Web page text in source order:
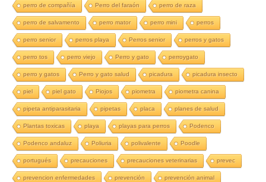
perro de compañía Perro del faraón perro de raza
perro de salvamento perro mator perro mini perros
perro senior perros playa Perros senior perros y gatos
perro tos perro viejo Perro y gato perroygato
perro y gatos Perro y gato salud picadura picadura insecto
piel piel gato Piojos piometra piometra canina
pipeta antiparasitaria pipetas placa planes de salud
Plantas toxicas playa playas para perros Podenco
Podenco andaluz Poliuria polivalente Poodle
portugués precauciones precauciones veterinarias prevec
prevencion enfermedades prevención prevención animal